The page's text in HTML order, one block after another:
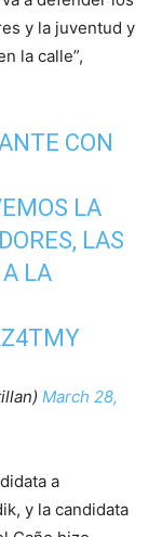
y la juventud y
la calle”,
CON
LA
LAS
LA
March 28,
a
y la candidata